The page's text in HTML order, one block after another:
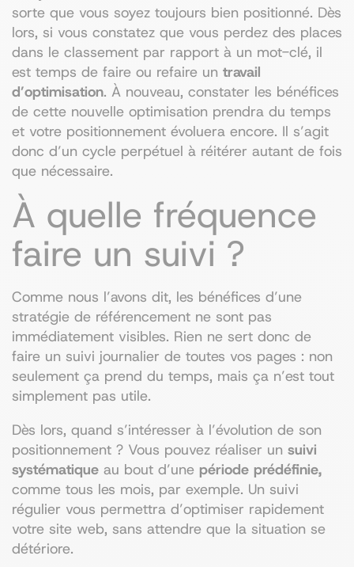
sorte que vous soyez toujours bien positionné. Dès
lors, si vous constatez que vous perdez des places
dans le classement par rapport à un mot-clé, il
est temps de faire ou refaire un travail
d’optimisation. À nouveau, constater les bénéfices
de cette nouvelle optimisation prendra du temps
et votre positionnement évoluera encore. Il s’agit
donc d’un cycle perpétuel à réitérer autant de fois
que nécessaire.
À quelle fréquence
faire un suivi ?
Comme nous l’avons dit, les bénéfices d’une
stratégie de référencement ne sont pas
immédiatement visibles. Rien ne sert donc de
faire un suivi journalier de toutes vos pages : non
seulement ça prend du temps, mais ça n’est tout
simplement pas utile.
Dès lors, quand s’intéresser à l’évolution de son
positionnement ? Vous pouvez réaliser un suivi
systématique au bout d’une période prédéfinie,
comme tous les mois, par exemple. Un suivi
régulier vous permettra d’optimiser rapidement
votre site web, sans attendre que la situation se
détériore.